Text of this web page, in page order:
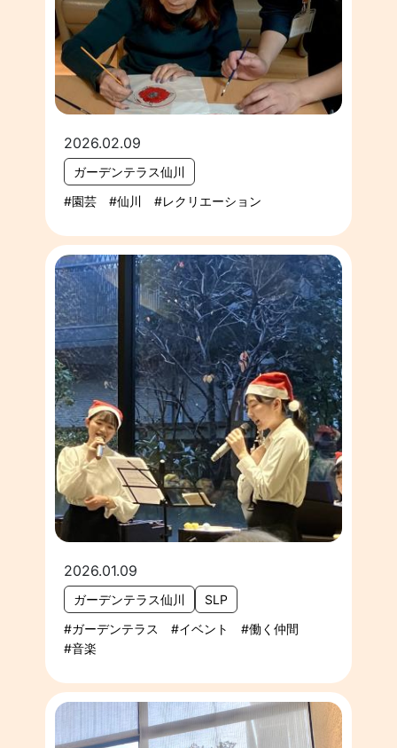
2026.02.09
ガーデンテラス仙川
園芸
仙川 レクリエーション
2026.01.09
ガーデンテラス仙川
SLP
ガーデンテラス
イベント
働く仲間
音楽